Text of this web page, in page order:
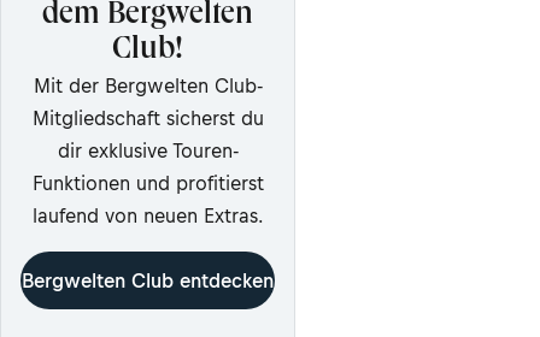
dem Bergwelten
Club!
Mit der Bergwelten Club-
Mitgliedschaft sicherst du
dir exklusive Touren-
Funktionen und profitierst
laufend von neuen Extras.
Bergwelten Club entdecken